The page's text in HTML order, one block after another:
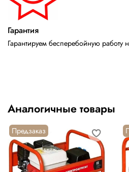
Гарантия
Гарантируем бесперебойную работу
Аналогичные товары
Предзаказ